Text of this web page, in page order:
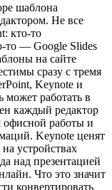
шаблона
Не все
кто-то
то — Google Slides
на сайте
сразу с тремя
Keynote и
может работать в
каждый редактор
офисной работы и
Keynote ценят
устройствах
над презентацией
Что это значит
конвертировать